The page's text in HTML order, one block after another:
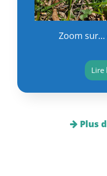
Zoom sur…
Lire
Plus